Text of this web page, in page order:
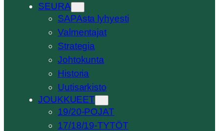
SEURA
SAPAsta lyhyesti
Valmentajat
Strategia
Johtokunta
Historia
Uutisarkisto
JOUKKUEET
19/20-POJAT
17/18/19-TYTÖT